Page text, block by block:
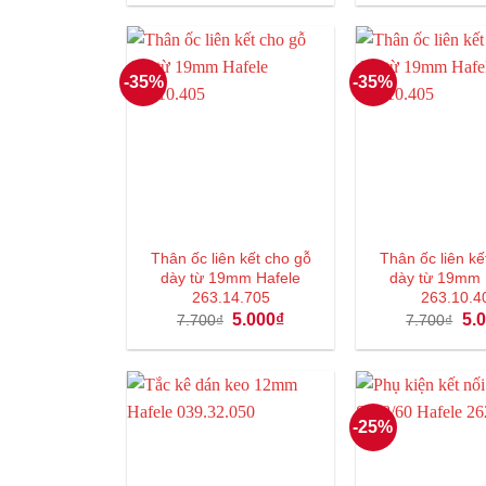
là:
tại
5.000₫.
-35%
Thân ốc liên kết cho gỗ
dày từ 19mm Hafele
263.14.705
7.700₫ Giá
là:
5.000₫Giá
tại
5.000₫.
-35%
Thân ốc liên
dày từ 19mm
7.700₫ Giá
là:
-25%